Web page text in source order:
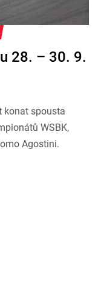
28. – 30. 9.
konat spousta
WSBK,
Agostini.